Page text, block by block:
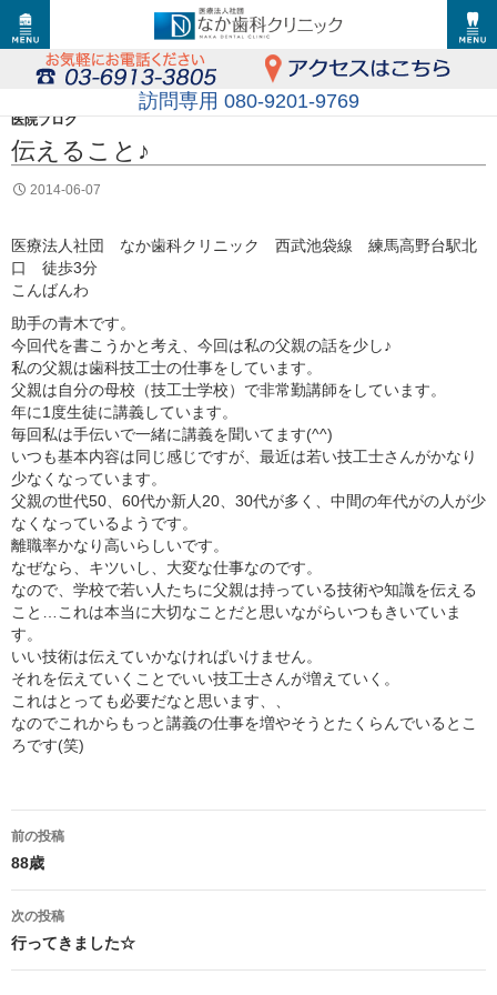
訪問専用 080-9201-9769
医院ブログ
伝えること♪
2014-06-07
医療法人社団 なか歯科クリニック 西武池袋線 練馬高野台駅北
口 徒歩3分
こんばんわ
助手の青木です。
今回代を書こうかと考え、今回は私の父親の話を少し♪
私の父親は歯科技工士の仕事をしています。
父親は自分の母校（技工士学校）で非常勤講師をしています。
年に1度生徒に講義しています。
毎回私は手伝いで一緒に講義を聞いてます(^^)
いつも基本内容は同じ感じですが、最近は若い技工士さんがかなり
少なくなっています。
父親の世代50、60代か新人20、30代が多く、中間の年代がの人が少
なくなっているようです。
離職率かなり高いらしいです。
なぜなら、キツいし、大変な仕事なのです。
なので、学校で若い人たちに父親は持っている技術や知識を伝える
こと…これは本当に大切なことだと思いながらいつもきいていま
す。
いい技術は伝えていかなければいけません。
それを伝えていくことでいい技工士さんが増えていく。
これはとっても必要だなと思います、、
なのでこれからもっと講義の仕事を増やそうとたくらんでいるとこ
ろです(笑)
投
稿
ナ
ビ
前の投稿
88歳
次の投稿
行ってきました☆